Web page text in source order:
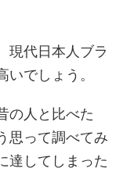
現代日本人ブラ
でしょう。
の人と比べた
思って調べてみ
達してしまった